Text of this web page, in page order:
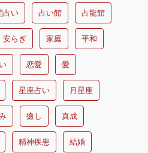
占い 占い館 占龍館
安らぎ 家庭 平和
恋愛 愛
星座占い 月星座
癒し 真成
精神疾患 結婚